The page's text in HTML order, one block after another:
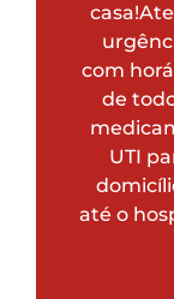
com
de
UTI
até o